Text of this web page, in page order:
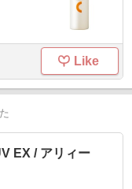
Like
EX / アリィー